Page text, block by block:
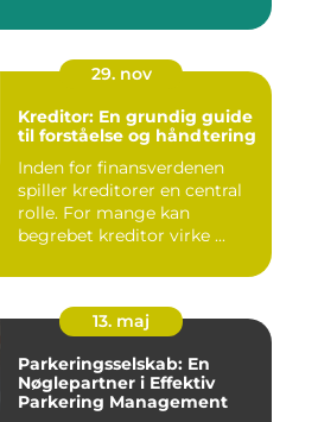
29. nov
Kreditor: En grundig guide
til forståelse og håndtering
Inden for finansverdenen
spiller kreditorer en central
rolle. For mange kan
begrebet kreditor virke ...
13. maj
Parkeringsselskab: En
Nøglepartner i Effektiv
Parkering Management